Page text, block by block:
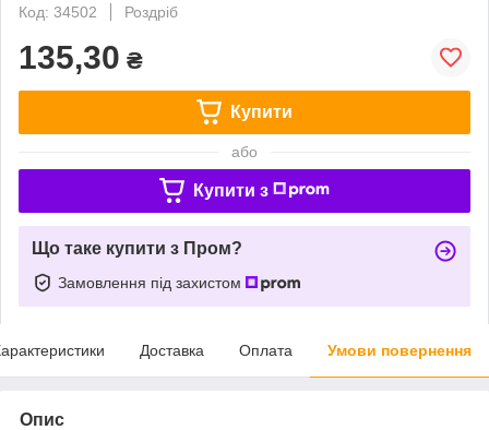
Код: 34502
Роздріб
135,30 ₴
Купити
або
Купити з
Що таке купити з Пром?
Замовлення під захистом
Доставка Оплата Умови повернення
Опис